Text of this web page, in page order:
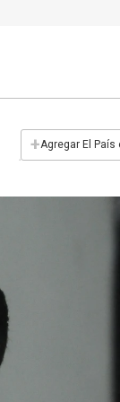
+Agregar El País